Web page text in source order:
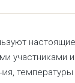
участниками
температуры